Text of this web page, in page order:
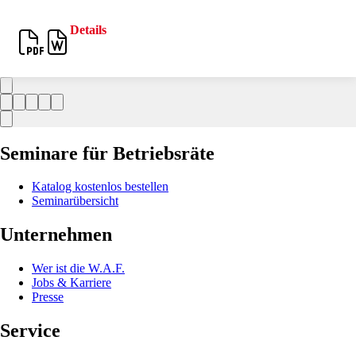
Details
Seminare für Betriebsräte
Katalog kostenlos bestellen
Seminarübersicht
Unternehmen
Wer ist die W.A.F.
Jobs & Karriere
Presse
Service